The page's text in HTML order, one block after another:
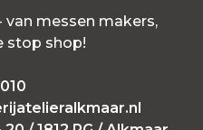
van messen makers,
stop shop!